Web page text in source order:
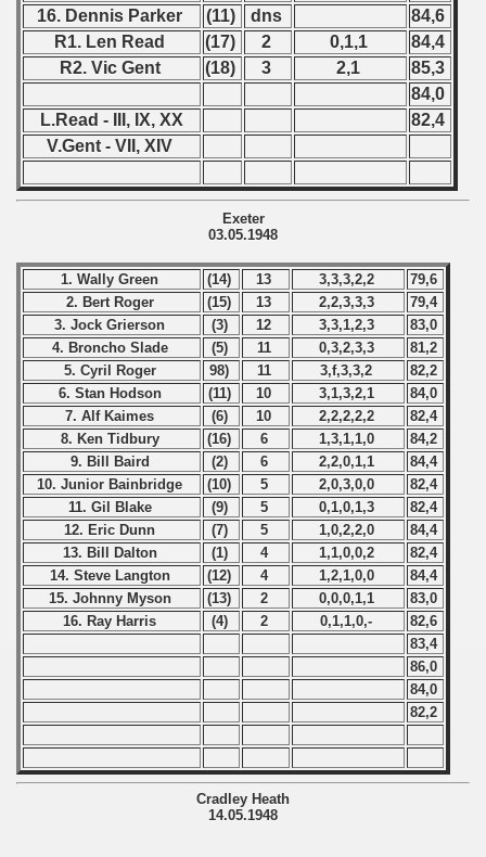
16. Dennis Parker
(11) dns
84,6
R1. Len Read
(17) 2 0,1,1
84,4
R2. Vic Gent
(18) 3 2,1
85,3
84,0
L.Read - III, IX, XX
82,4
V.Gent - VII, XIV
Exeter
03.05.1948
1. Wally Green (14) 13 3,3,3,2,2
79,6
2. Bert Roger
(15) 13 2,2,3,3,3
79,4
3. Jock Grierson
(3) 12 3,3,1,2,3
83,0
4. Broncho Slade
(5) 11 0,3,2,3,3
81,2
5. Cyril Roger
98) 11 3,f,3,3,2
82,2
6. Stan Hodson
(11) 10 3,1,3,2,1
84,0
7. Alf Kaimes
(6) 10 2,2,2,2,2
82,4
8. Ken Tidbury
(16) 6 1,3,1,1,0
84,2
9. Bill Baird
(2) 6 2,2,0,1,1
84,4
10. Junior Bainbridge
(10) 5 2,0,3,0,0
82,4
11. Gil Blake
(9) 5 0,1,0,1,3
82,4
12. Eric Dunn
(7) 5 1,0,2,2,0
84,4
13. Bill Dalton
(1) 4 1,1,0,0,2
82,4
14. Steve Langton
(12) 4 1,2,1,0,0
84,4
15. Johnny Myson
(13) 2 0,0,0,1,1
83,0
16. Ray Harris
(4) 2 0,1,1,0,-
82,6
83,4
86,0
84,0
82,2
Cradley Heath
14.05.1948
- 2016
- 2018
- 2017
- 2019
- 2020
- 2022
- 2023
- 2024
- 2025
classe